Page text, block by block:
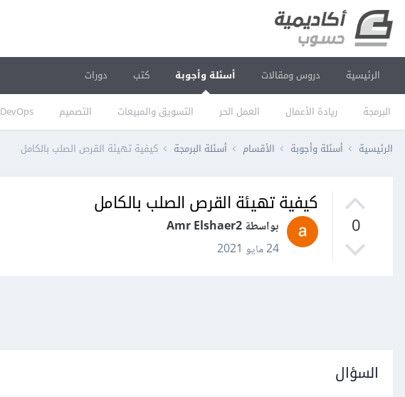
الرئيسية دروس ومقالات أسئلة وأجوبة
البرمجة ريادة الأعمال العمل الحر التسويق والمبيعات التصميم DevOps
كتب دورات
الرئيسية أسئلة وأجوبة الأقسام أسئلة البرمجة كيفية تهيئة القرص الصلب بالكامل
0
كيفية تهيئة القرص الصلب بالكامل
بواسطة Amr Elshaer2
24 مايو 2021
السؤال